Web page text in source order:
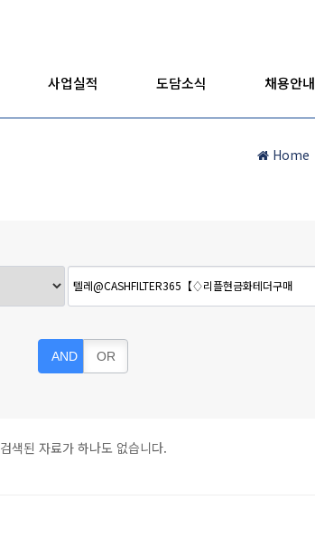
사업실적 도담소식 채용안내
Home
AND OR
검색된 자료가 하나도 없습니다.